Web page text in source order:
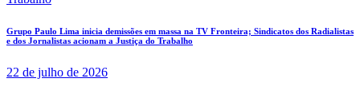
Grupo Paulo Lima inicia demissões em massa na TV Fronteira; Sindicatos dos Radialistas
e dos Jornalistas acionam a Justiça do Trabalho
22 de julho de 2026